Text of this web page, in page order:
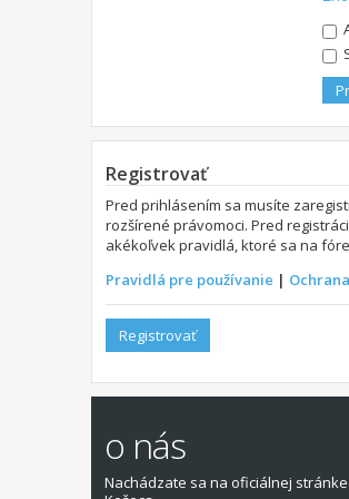
Registrovať
Pred prihlásením sa musíte
rozšírené právomoci. Pred
akékoľvek pravidlá, ktoré sa na
Pravidlá pre používanie |
Registrovať
o nás
Nachádzate sa na oficiálnej